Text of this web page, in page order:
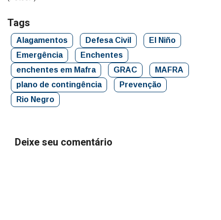
Tags
Alagamentos Defesa Civil
El Niño
Emergência
Enchentes
enchentes em Mafra
GRAC
MAFRA
plano de contingência
Prevenção
Rio Negro
Deixe seu comentário